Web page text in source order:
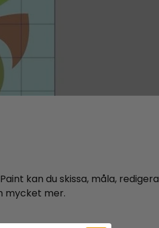
kan du skissa, måla, redigera
mycket mer.